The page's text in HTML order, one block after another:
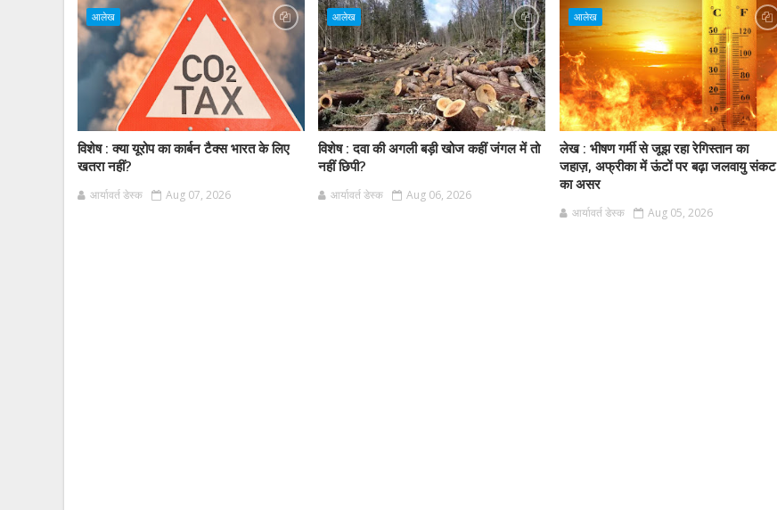
आलेख
विशेष : क्या यूरोप का कार्बन टैक्स भारत के लिए
खतरा नहीं?
आर्यावर्त डेस्क Aug 07, 2026
आलेख
विशेष : दवा की अगली बड़ी खोज कहीं जंगल में तो
नहीं छिपी?
आर्यावर्त डेस्क Aug 06, 2026
आलेख
लेख : भीषण गर्मी से जूझ रहा रेगिस्तान का
जहाज़, अफ्रीका में ऊंटों पर बढ़ा जलवायु संकट
का असर
आर्यावर्त डेस्क Aug 05, 2026